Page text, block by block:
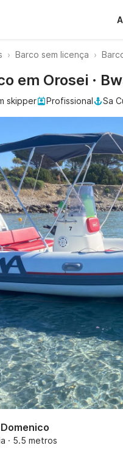
Barco sem licença
em Orosei ·
skipper Profissional Sa
· 5.5 metros